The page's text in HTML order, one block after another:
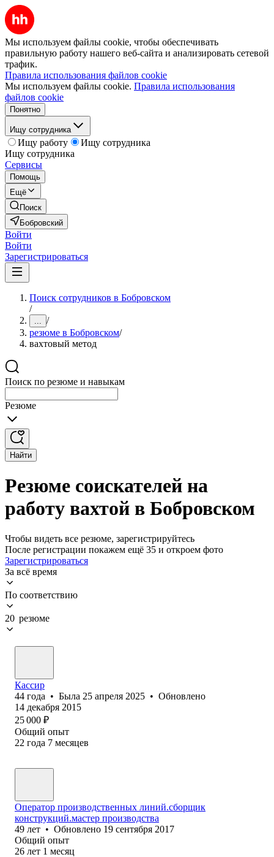
Мы используем файлы cookie, чтобы обеспечивать
правильную работу нашего веб-сайта и анализировать сетевой
трафик.
Правила использования файлов cookie
Мы используем файлы cookie. Правила использования
файлов cookie
Понятно
Ищу сотрудника
Ищу работу
Ищу сотрудника
Ищу сотрудника
Сервисы
Помощь
Ещё
Поиск
Бобровский
Войти
Войти
Зарегистрироваться
Поиск сотрудников в Бобровском
/
... /
резюме в Бобровском/
вахтовый метод
Поиск по резюме и навыкам
Резюме
Найти
Резюме соискателей на
работу вахтой в Бобровском
Чтобы видеть все резюме, зарегистрируйтесь
После регистрации покажем ещё 35 и откроем фото
Зарегистрироваться
За всё время
По соответствию
20 резюме
Кассир
44 года • Была 25 апреля 2025 • Обновлено
14 декабря 2015
25 000 ₽
Общий опыт
22 года 7 месяцев
Оператор производственных линий.сборщик
конструкций.мастер производства
49 лет • Обновлено 19 сентября 2017
Общий опыт
26 лет 1 месяц